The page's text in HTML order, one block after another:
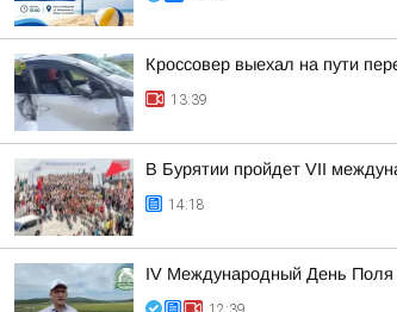
Кроссовер выехал на пути
13:39
В Бурятии пройдет VII
14:18
IV Международный День